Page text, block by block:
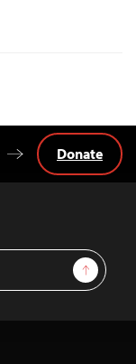
Sign Up
Donate